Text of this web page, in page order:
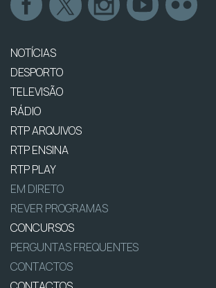
NOTÍCIAS
DESPORTO
TELEVISÃO
RÁDIO
RTP ARQUIVOS
RTP ENSINA
RTP PLAY
EM DIRETO
REVER PROGRAMAS
CONCURSOS
PERGUNTAS FREQUENTES
CONTACTOS